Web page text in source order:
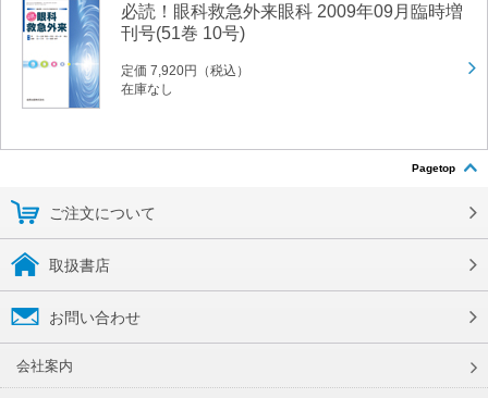
必読！眼科救急外来眼科 2009年09月臨時増
刊号(51巻 10号)
定価 7,920円（税込）
在庫なし
Pagetop
ご注文について
取扱書店
お問い合わせ
会社案内